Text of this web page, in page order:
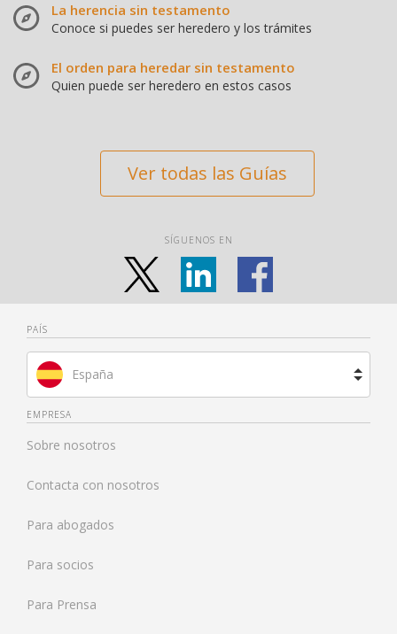
La herencia sin testamento
Conoce si puedes ser heredero y los trámites
El orden para heredar sin testamento
Quien puede ser heredero en estos casos
Ver todas las Guías
SÍGUENOS EN
PAÍS
España
Francia
Países Bajos
Reino Unido
Estados Unidos
EMPRESA
Sobre nosotros
Contacta con nosotros
Para abogados
Para socios
Para Prensa